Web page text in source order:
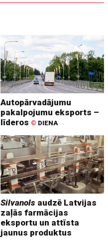
Autopārvadājumu
pakalpojumu eksports –
līderos © DIENA
Silvanols audzē Latvijas
zaļās farmācijas
eksportu un attīsta
jaunus produktus